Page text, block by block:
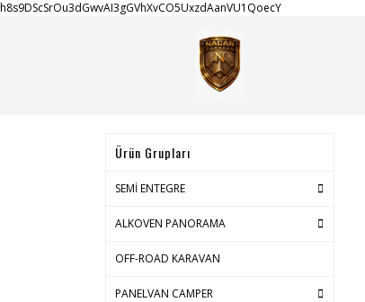
h8s9DScSrOu3dGwvAI3gGVhXvCO5UxzdAanVU1QoecY
Ürün Grupları
SEMİ ENTEGRE
ALKOVEN PANORAMA
OFF-ROAD KARAVAN
PANELVAN CAMPER